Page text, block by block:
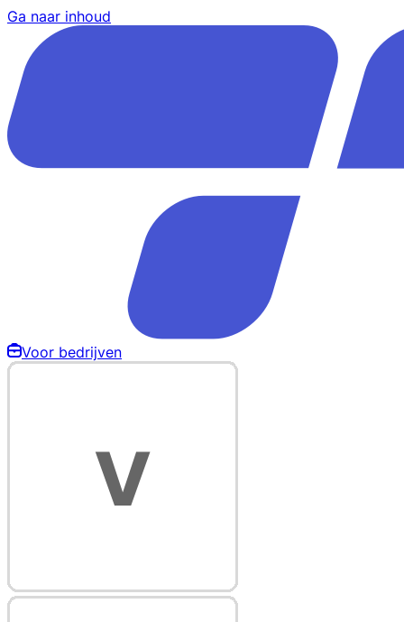
Ga naar inhoud
Voor bedrijven